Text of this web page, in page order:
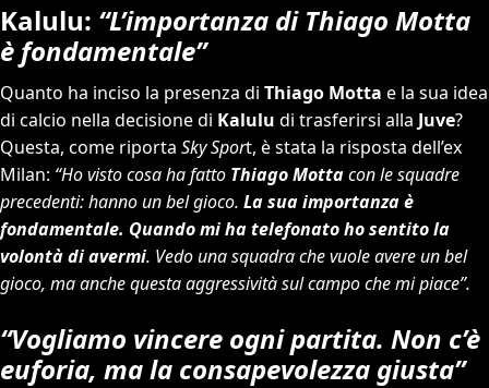
Kalulu: “L’importanza di Thiago Motta
è fondamentale”
Quanto ha inciso la presenza di Thiago Motta e la sua idea
di calcio nella decisione di Kalulu di trasferirsi alla Juve?
Questa, come riporta Sky Sport, è stata la risposta dell’ex
Milan: “Ho visto cosa ha fatto Thiago Mottacon le squadre
precedenti: hanno un bel gioco. La sua importanza è
fondamentale. Quando mi ha telefonato ho sentito la
volontà di avermi. Vedo una squadra che vuole avere un bel
gioco, ma anche questa aggressività sul campo che mi piace”.
“Vogliamo vincere ogni partita. Non c’è
euforia, ma la consapevolezza giusta”